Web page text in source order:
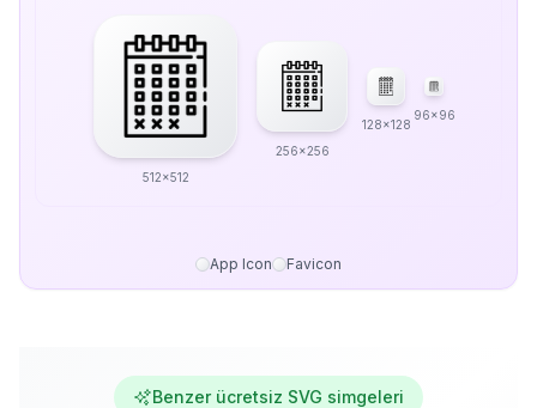
512x512
256x256
128x128
96x96
App Icon Favicon
Benzer ücretsiz SVG simgeleri